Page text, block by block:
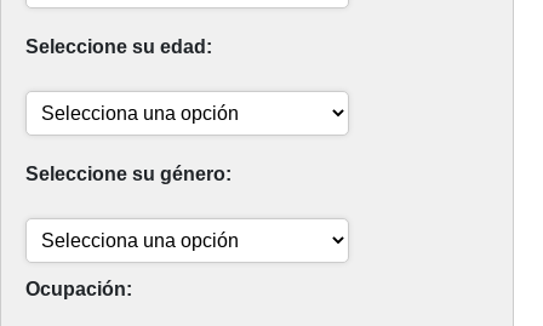
Seleccione su edad:
Seleccione su género:
Ocupación: